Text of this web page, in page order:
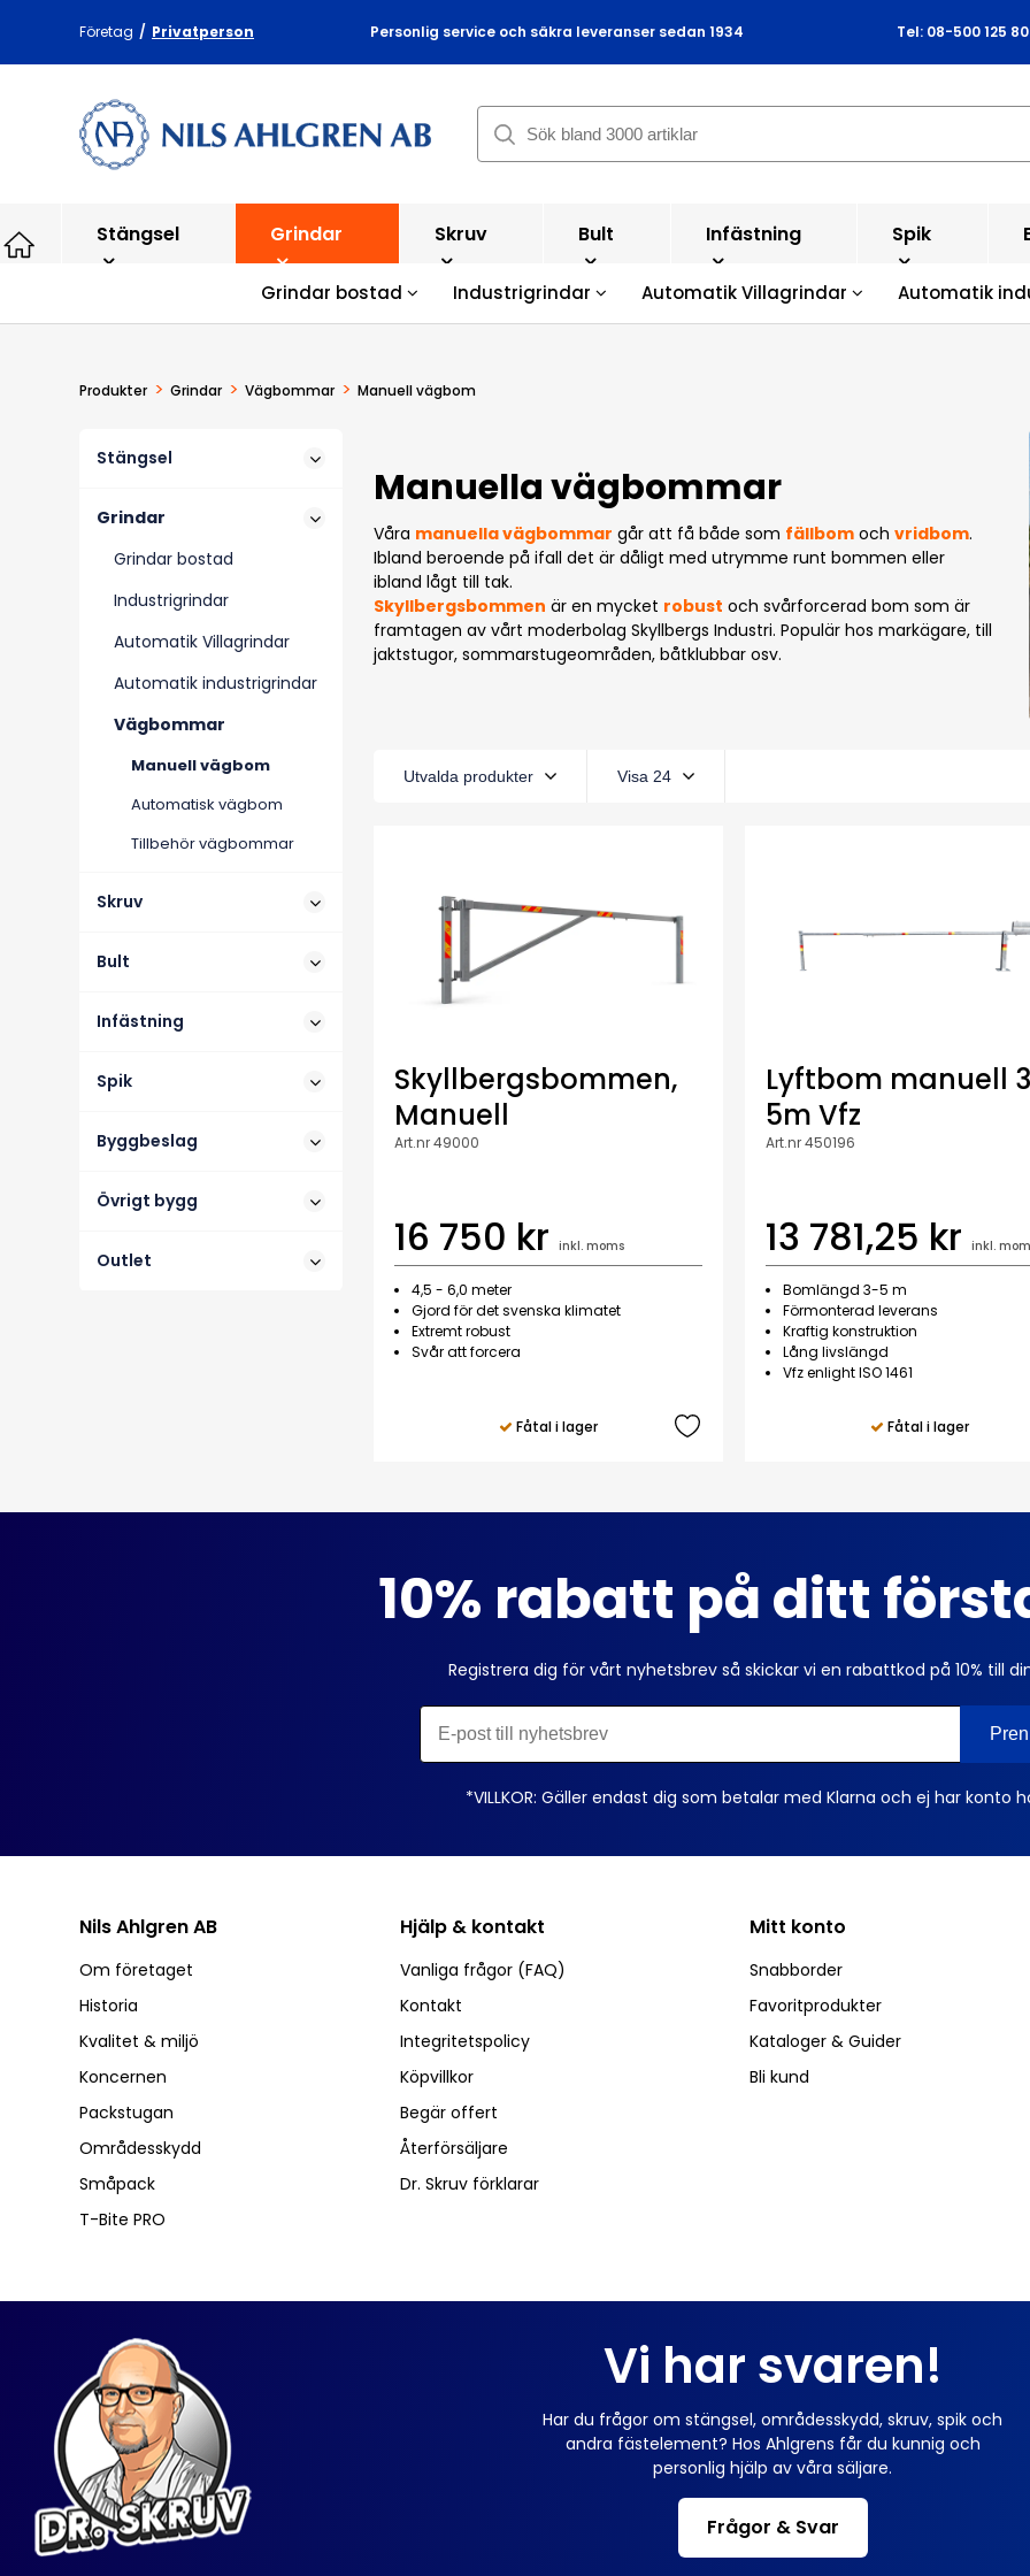
Företag / Privatperson Personlig service och säkra leveranser sedan 1934 Tel: 08-500 125 80
Stängsel Grindar
Grindar bostad Industrigrindar Automatik Villagrindar Automatik
Skruv Bult Infästning Spik
Produkter > Grindar > Vägbommar > Manuell vägbom
Stängsel
Grindar
Grindar bostad
Industrigrindar
Automatik Villagrindar
Automatik industrigrindar
Vägbommar
Manuell vägbom
Automatisk vägbom
Tillbehör vägbommar
Skruv
Bult
Infästning
Spik
Byggbeslag
Övrigt bygg
Outlet
Manuella vägbommar
Våra manuella vägbommar går att få både som fällbom ochvridbom.
Ibland beroende på ifall det är dåligt med utrymme runt bommen eller
ibland lågt till tak.
Skyllbergsbommen är en mycket robust och svårforcerad bom som är
framtagen av vårt moderbolag Skyllbergs Industri. Populär hos markägare, till
jaktstugor, sommarstugeområden, båtklubbar osv.
Skyllbergsbommen,
Manuell
Art.nr 49000
16 750 kr inkl. moms
4,5 - 6,0 meter
Gjord för det svenska klimatet
Extremt robust
Svår att forcera
Fåtal i lager
Lyftbom manuell
5m Vfz
Art.nr 450196
13 781,25 kr inkl.
Bomlängd 3-5 m
Förmonterad leverans
Kraftig konstruktion
Lång livslängd
Vfz enlight ISO 1461
Fåtal i lager
10% rabatt på ditt
Registrera dig för vårt nyhetsbrev så skickar vi en rabattkod på 10% till
*VILLKOR: Gäller endast dig som betalar med Klarna och ej har konto
Nils Ahlgren AB
Om företaget
Historia
Kvalitet & miljö
Koncernen
Packstugan
Områdesskydd
Småpack
T-Bite PRO
Hjälp & kontakt
Vanliga frågor (FAQ)
Kontakt
Integritetspolicy
Köpvillkor
Begär offert
Återförsäljare
Dr. Skruv förklarar
Mitt konto
Snabborder
Favoritprodukter
Kataloger & Guider
Bli kund
Vi har svaren!
Har du frågor om stängsel, områdesskydd, skruv, spik och
andra fästelement? Hos Ahlgrens får du kunnig och
personlig hjälp av våra säljare.
Frågor & Svar